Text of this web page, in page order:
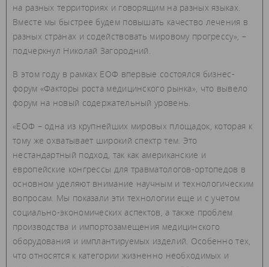
на разных территориях и говорящим на разных языках.
Вместе мы быстрее будем повышать качество лечения в
разных странах и содействовать мировому прогрессу», –
подчеркнул Николай Загородний.
В этом году в рамках ЕОФ впервые состоялся бизнес-
форум «Факторы роста медицинского рынка», что вывело
форум на новый содержательный уровень.
«ЕОФ – одна из крупнейших мировых площадок, которая к
тому же охватывает широкий спектр тем. Это
нестандартный подход, так как американские и
европейские конгрессы для травматологов-ортопедов в
основном уделяют внимание научным и технологическим
вопросам. Мы показали эти технологии еще и с учетом
социально-экономических аспектов, а также проблем
производства и импортозамещения медицинского
оборудования и имплантируемых изделий. Особенно тех,
что относятся к категории жизненно необходимых и